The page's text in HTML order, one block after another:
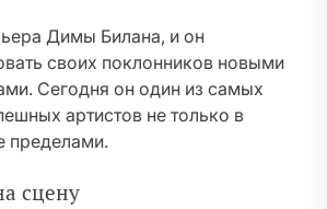
Димы Билана, и он
своих поклонников новыми
Сегодня он один из самых
артистов не только в
пределами.
сцену